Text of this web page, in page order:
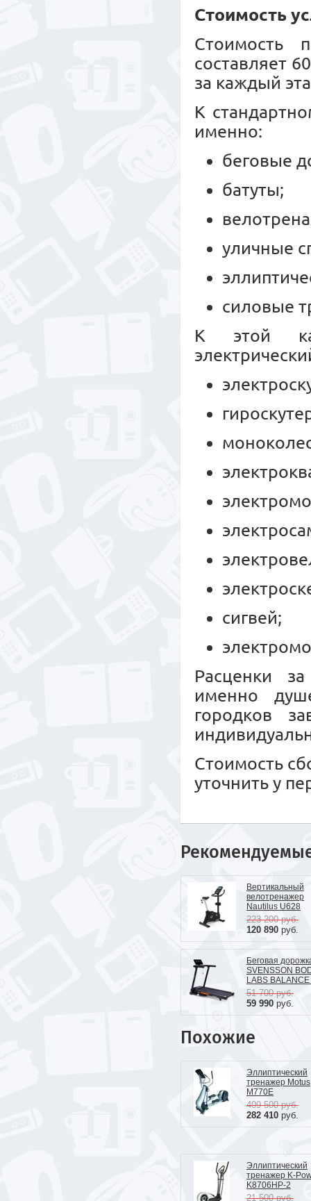
Стоимость
Стоимость
составляет
за каждый
К
именно:
беговые
батуты;
уличные
силовые
К этой
сигвей;
Расценки
именно
городков
Стоимость
уточнить у
Вертикальный
велотренажер
Nautilus U628
223 200руб.
120 890 руб.
Беговая
SVENSSON
LABS BALANCE
51 700руб.
59 990 руб.
Похожие
Эллиптический
тренажер Motus
M770E
409 500руб.
282 410 руб.
Эллиптический
тренажер K-
K8706НР-2
21 500руб.